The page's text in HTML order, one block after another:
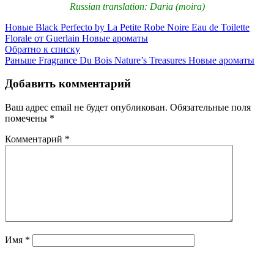
Russian translation: Daria (moira)
Новые Black Perfecto by La Petite Robe Noire Eau de Toilette
Florale от Guerlain Новые ароматы
Обратно к списку
Раньше Fragrance Du Bois Nature’s Treasures Новые ароматы
Добавить комментарий
Ваш адрес email не будет опубликован. Обязательные поля
помечены *
Комментарий *
Имя *